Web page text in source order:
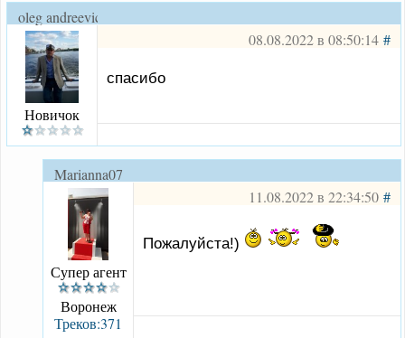
oleg andreevich
08.08.2022 в 08:50:14#
Новичок
спасибо
Marianna07
11.08.2022 в 22:34:50#
Супер агент
Воронеж
Треков:371
Пожалуйста!)